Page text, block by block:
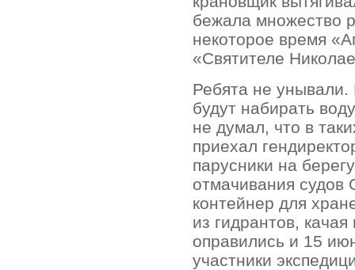
бежала множество
некоторое время
«Святителе
Ребята не
будут набирать
не думал, что в
приехал
парусники на
отмачивания судов
контейнер для
из гидрантов,
оправились и 15
участники